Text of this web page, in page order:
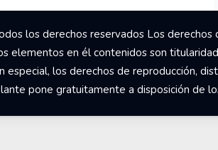
los derechos reservados Los
elementos en él contenidos son
los derechos de reproducción,
pone gratuitamente a disposición de